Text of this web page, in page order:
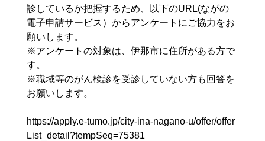
診しているか把握するため、以下のURL(ながの
電子申請サービス）からアンケートにご協力をお
願いします。
※アンケートの対象は、伊那市に住所がある方で
す。
※職域等のがん検診を受診していない方も回答を
お願いします。
https://apply.e-tumo.jp/city-ina-nagano-u/offer/offer
List_detail?tempSeq=75381